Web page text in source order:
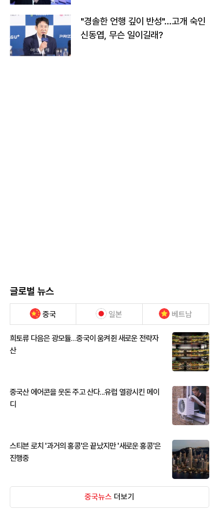
"경솔한 언행 깊이 반성"…고개 숙인
신동엽, 무슨 일이길래?
글로벌 뉴스
중국 일본 베트남
희토류 다음은 광모듈…중국이 움켜쥔 새로운 전략자
산
중국산 에어콘을 웃돈 주고 산다...유럽 열광시킨 메이
디
스티븐 로치 '과거의 홍콩'은 끝났지만 '새로운 홍콩'은
진행중
중국뉴스 더보기